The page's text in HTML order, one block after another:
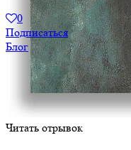
0
Подписаться
Блог
Читать отрывок